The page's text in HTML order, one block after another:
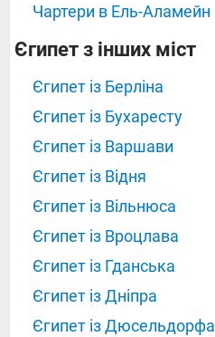
Чартери в Ель-Аламейн
Єгипет з інших міст
Єгипет із Берліна
Єгипет із Бухаресту
Єгипет із Варшави
Єгипет із Відня
Єгипет із Вільнюса
Єгипет із Вроцлава
Єгипет із Гданська
Єгипет із Дніпра
Єгипет із Дюсельдорфа